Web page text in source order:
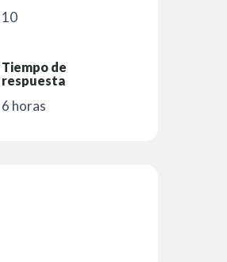
10
Tiempo de
respuesta
6 horas